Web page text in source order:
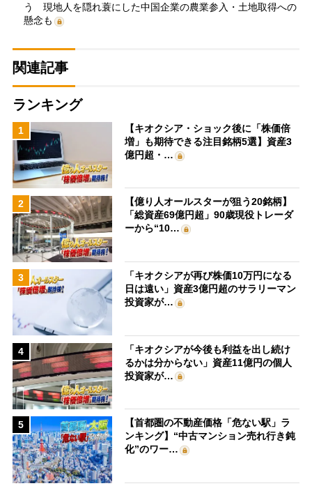
う 現地人を隠れ蓑にした中国企業の農業参入・土地取得への
懸念も
関連記事
ランキング
1
【キオクシア・ショック後に「株価倍
増」も期待できる注目銘柄5選】資産3
億円超・…
2
【億り人オールスターが狙う20銘柄】
「総資産69億円超」90歳現役トレーダ
ーから“10…
3
「キオクシアが再び株価10万円になる
日は遠い」資産3億円超のサラリーマン
投資家が…
4
「キオクシアが今後も利益を出し続け
るかは分からない」資産11億円の個人
投資家が…
5
【首都圏の不動産価格「危ない駅」ラ
ンキング】“中古マンション売れ行き鈍
化”のワー…